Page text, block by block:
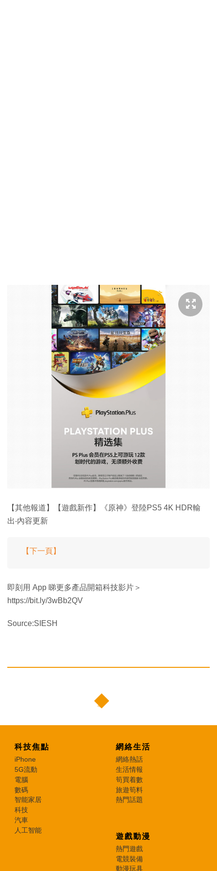
【其他報道】【遊戲新作】《原神》登陸PS5 4K HDR輸
出‧內容更新
【下一頁】
即刻用 App 睇更多產品開箱科技影片＞
https://bit.ly/3wBb2QV
Source:SIESH
科技焦點
iPhone
5G流動
電腦
數碼
智能家居
科技
汽車
人工智能
網絡生活
網絡熱話
生活情報
筍買着數
旅遊筍料
熱門話題
遊戲動漫
熱門遊戲
電競裝備
動漫玩具